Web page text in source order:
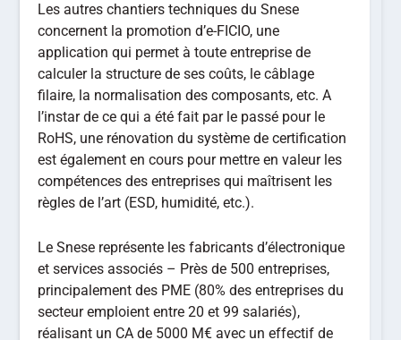
Les autres chantiers techniques du Snese
concernent la promotion d’e-FICIO, une
application qui permet à toute entreprise de
calculer la structure de ses coûts, le câblage
filaire, la normalisation des composants, etc. A
l’instar de ce qui a été fait par le passé pour le
RoHS, une rénovation du système de certification
est également en cours pour mettre en valeur les
compétences des entreprises qui maîtrisent les
règles de l’art (ESD, humidité, etc.).
Le Snese représente les fabricants d’électronique
et services associés – Près de 500 entreprises,
principalement des PME (80% des entreprises du
secteur emploient entre 20 et 99 salariés),
réalisant un CA de 5000 M€ avec un effectif de